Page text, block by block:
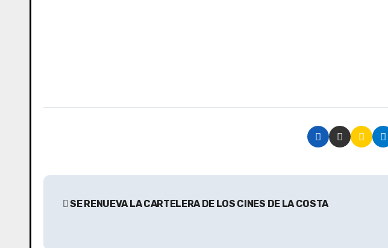
N
SE RENUEVA LA CARTELERA DE LOS CINES DE LA COSTA